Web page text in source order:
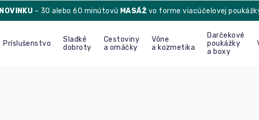
NOVINKU – 30 alebo 60 minútovú MASÁŽ vo forme viacúčelovej
Príslušenstvo
Sladké
dobroty
Cestoviny
a omáčky
Vône
a kozmetika
Darčekové
poukážky
a boxy